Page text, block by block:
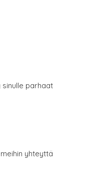
sinulle parhaat
yhteyttä